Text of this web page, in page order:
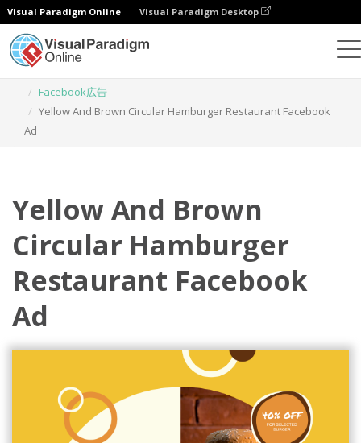
Visual Paradigm Online Visual Paradigm Desktop
Facebook広告
Yellow And Brown Circular Hamburger Restaurant Facebook
Ad
Yellow And Brown
Circular Hamburger
Restaurant Facebook
Ad